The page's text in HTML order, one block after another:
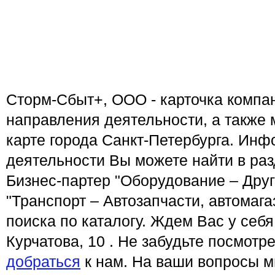
Сторм-Сбыт+, ООО - карточка
направления деятельности, а
карте города Санкт-Петербурга.
деятельности Вы можете найти в
Бизнес-партер "Оборудование –
"Транспорт – Автозапчасти,
поиска по каталогу. Ждем Вас у
Курчатова, 10 . Не забудьте
добраться к нам. На ваши вопросы